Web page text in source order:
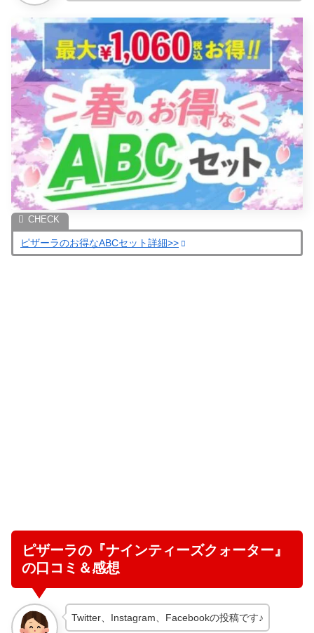
ピザーラのお得なABCセット詳細>>
ピザーラの『ナインティーズクォーター』
の口コミ＆感想
Twitter、Instagram、Facebookの投稿です♪